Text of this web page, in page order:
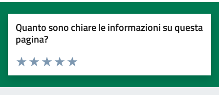
Quanto sono chiare le informazioni su questa
pagina?
Valuta 5 stelle su 5
Valuta 4 stelle su 5
Valuta 3 stelle su 5
Valuta 2 stelle su 5
Valuta 1 stelle su 5